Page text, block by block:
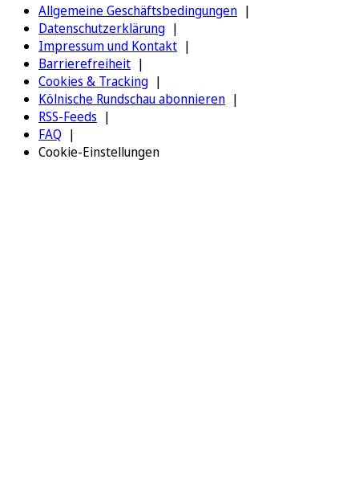
Allgemeine Geschäftsbedingungen
Datenschutzerklärung
Impressum und Kontakt
Barrierefreiheit
Cookies & Tracking
Kölnische Rundschau abonnieren
RSS-Feeds
FAQ
Cookie-Einstellungen